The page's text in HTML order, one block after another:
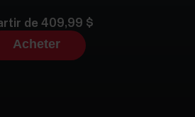
Acheter
de 409,99 $